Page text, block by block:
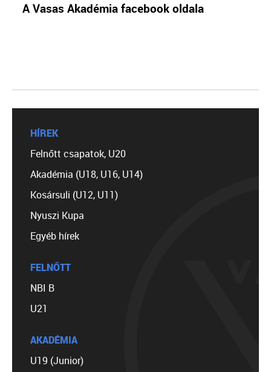
A Vasas Akadémia facebook oldala
HÍREK
Felnőtt csapatok, U20
Akadémia (U18, U16, U14)
Kosársuli (U12, U11)
Nyuszi Kupa
Egyéb hírek
FELNŐTT
NBI B
U21
AKADÉMIA
U19 (Junior)